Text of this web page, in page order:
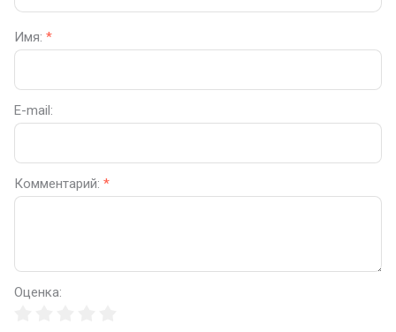
Имя: *
E-mail:
Комментарий: *
Оценка: